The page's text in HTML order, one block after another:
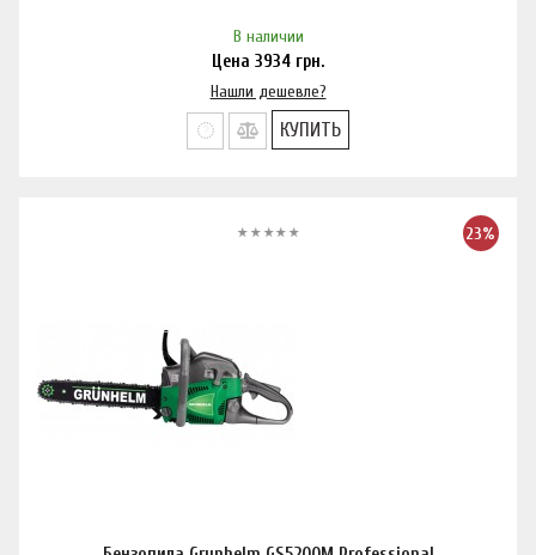
В наличии
Цена 3934 грн.
Нашли дешевле?
КУПИТЬ
23%